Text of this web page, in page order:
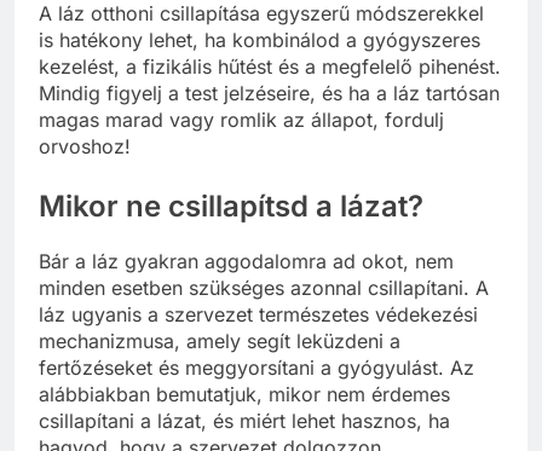
A láz otthoni csillapítása egyszerű módszerekkel
is hatékony lehet, ha kombinálod a gyógyszeres
kezelést, a fizikális hűtést és a megfelelő pihenést.
Mindig figyelj a test jelzéseire, és ha a láz tartósan
magas marad vagy romlik az állapot, fordulj
orvoshoz!
Mikor ne csillapítsd a lázat?
Bár a láz gyakran aggodalomra ad okot, nem
minden esetben szükséges azonnal csillapítani. A
láz ugyanis a szervezet természetes védekezési
mechanizmusa, amely segít leküzdeni a
fertőzéseket és meggyorsítani a gyógyulást. Az
alábbiakban bemutatjuk, mikor nem érdemes
csillapítani a lázat, és miért lehet hasznos, ha